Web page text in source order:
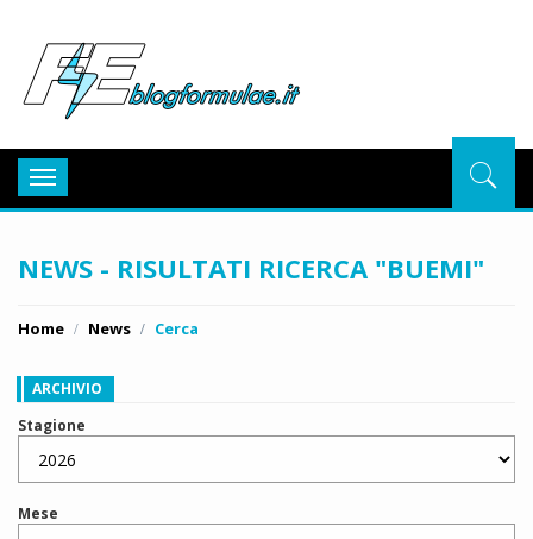
Toggle
navigation
NEWS - RISULTATI RICERCA "BUEMI"
Home News Cerca
ARCHIVIO
Stagione
Mese